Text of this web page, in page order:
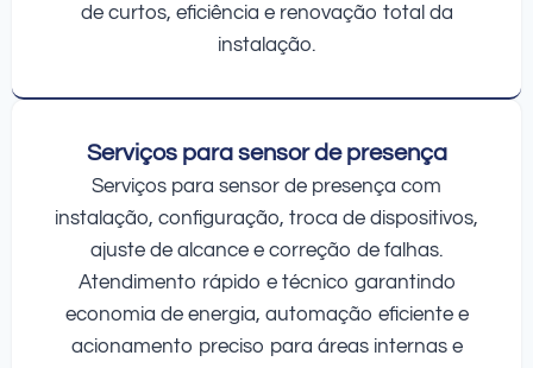
de curtos, eficiência e renovação total da
instalação.
Serviços para sensor de presença
Serviços para sensor de presença com
instalação, configuração, troca de dispositivos,
ajuste de alcance e correção de falhas.
Atendimento rápido e técnico garantindo
economia de energia, automação eficiente e
acionamento preciso para áreas internas e